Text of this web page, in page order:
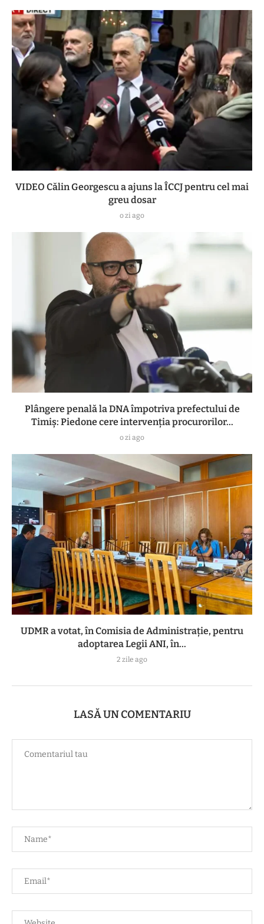
VIDEO Călin Georgescu a ajuns la ÎCCJ pentru cel mai
greu dosar
o zi ago
Plângere penală la DNA împotriva prefectului de
Timiș: Piedone cere intervenția procurorilor...
o zi ago
UDMR a votat, în Comisia de Administrație, pentru
adoptarea Legii ANI, în...
2 zile ago
LASĂ UN COMENTARIU